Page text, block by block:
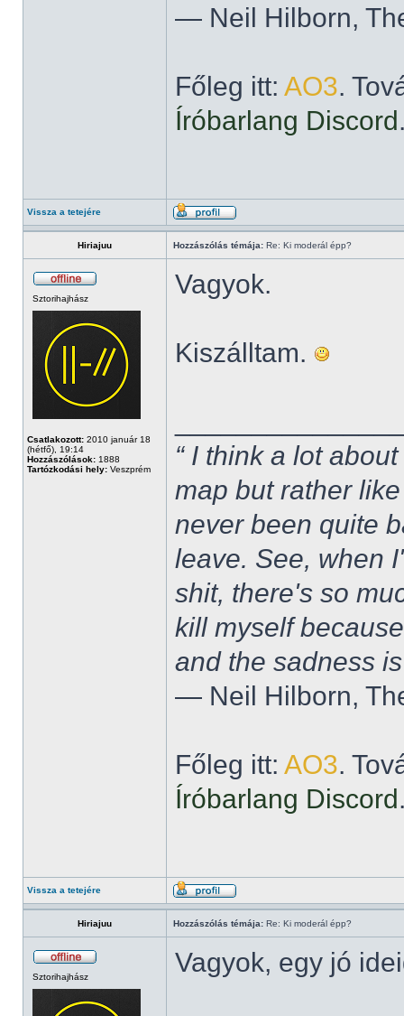
― Neil Hilborn,
Főleg itt: AO3.
Íróbarlang Discord
Vissza a tetejére
Hiriajuu Hozzászólás témája: Re: Ki moderál épp?
Sztorihajhász
Csatlakozott: 2010 január 18
(hétfő), 19:14
Hozzászólások: 1888
Tartózkodási hely: Veszprém
Vagyok.
Kiszálltam.
“ I think a lot
map but rather
never been quite
leave. See, when
shit, there's so
kill myself
and the sadness
― Neil Hilborn,
Főleg itt: AO3.
Íróbarlang Discord
Vissza a tetejére
Hiriajuu Hozzászólás témája: Re: Ki moderál épp?
Sztorihajhász Vagyok, egy jó